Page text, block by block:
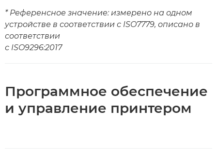
* Референсное значение: измерено на одном
устройстве в соответствии с ISO7779, описано в
соответствии
с ISO9296:2017
Программное обеспечение
и управление принтером